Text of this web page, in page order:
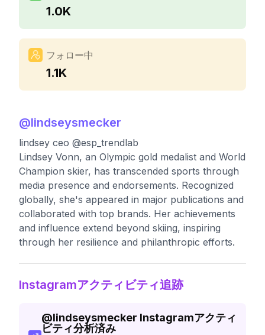
1.0K
フォロー中
1.1K
@lindseysmecker
lindsey ceo @esp_trendlab
Lindsey Vonn, an Olympic gold medalist and World
Champion skier, has transcended sports through
media presence and endorsements. Recognized
globally, she's appeared in major publications and
collaborated with top brands. Her achievements
and influence extend beyond skiing, inspiring
through her resilience and philanthropic efforts.
Instagramアクティビティ追跡
@lindseysmecker Instagramアクティ
ビティ分析済み